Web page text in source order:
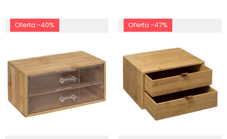
Oferta -40% Oferta -47%